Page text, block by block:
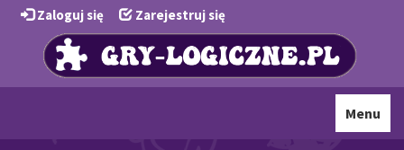
Zaloguj się Zarejestruj się
Toggle
Menu